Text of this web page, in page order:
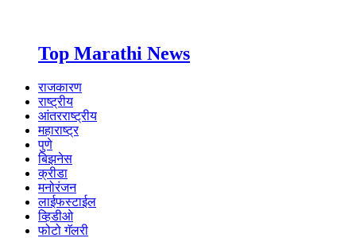
Top Marathi News
राजकारण
राष्ट्रीय
आंतरराष्ट्रीय
महाराष्ट्र
पुणे
बिझनेस
क्रीडा
मनोरंजन
लाईफस्टाईल
व्हिडीओ
फोटो गॅलरी